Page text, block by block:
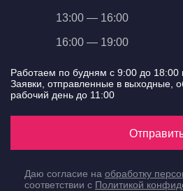
13:00 — 16:00
16:00 — 19:00
Работаем по будням с 9:00 до 18:00
Заявки, отправленные в выходные,
рабочий день до 11:00
Даю согласие на обработку
соответствии с Политикой